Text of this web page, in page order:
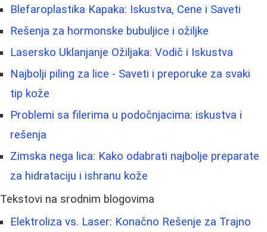
Blefaroplastika Kapaka: Iskustva, Cene i Saveti
Rešenja za hormonske bubuljice i ožiljke
Lasersko Uklanjanje Ožiljaka: Vodič i Iskustva
Najbolji piling za lice - Saveti i preporuke za svaki
tip kože
Problemi sa filerima u podočnjacima: iskustva i
rešenja
Zimska nega lica: Kako odabrati najbolje preparate
za hidrataciju i ishranu kože
Tekstovi na srodnim blogovima
Elektroliza vs. Laser: Konačno Rešenje za Trajno